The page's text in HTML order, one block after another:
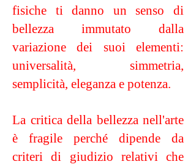
fisiche ti danno un senso di
bellezza immutato dalla
variazione dei suoi elementi:
universalità, simmetria,
semplicità, eleganza e potenza.
La critica della bellezza nell'arte
è fragile perché dipende da
criteri di giudizio relativi che